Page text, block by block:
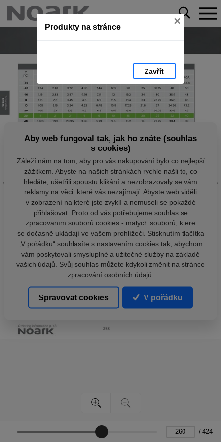
Produkty na stránce ×
Zavřít
/ 424
Aby web fungoval tak, jak ho znáte (souhlas
s cookies)
Záleží nám na tom, aby pro vás nakupování bylo co nejlepší
zážitkem. Abyste na našich stránkách rychle našli to, co
hledáte, ušetřili spoustu klikání a nezobrazovaly se vám
reklamy na věci, které vás nezajímají. Abyste web viděli
v zobrazení na které jste zvyklí a nemuseli se pokaždé
přihlašovat. Proto od vás potřebujeme souhlas se
zpracováním souborů cookies - malých souborů, které
se dočasně ukládají ve vašem prohlížeči. Stisknutím tlačítka
„V pořádku“ souhlasíte s nastavením cookies tak, abychom
vám poskytovali smysluplné a užitečné služby na základě
vašich údajů. Svůj souhlas můžete kdykoli změnit na stránce
zpracování osobních údajů.
Spravovat cookies V pořádku